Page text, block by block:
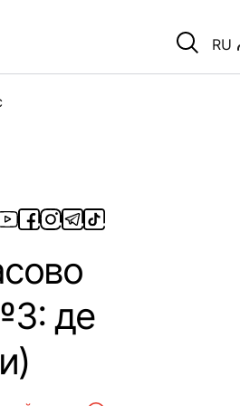
RU
де